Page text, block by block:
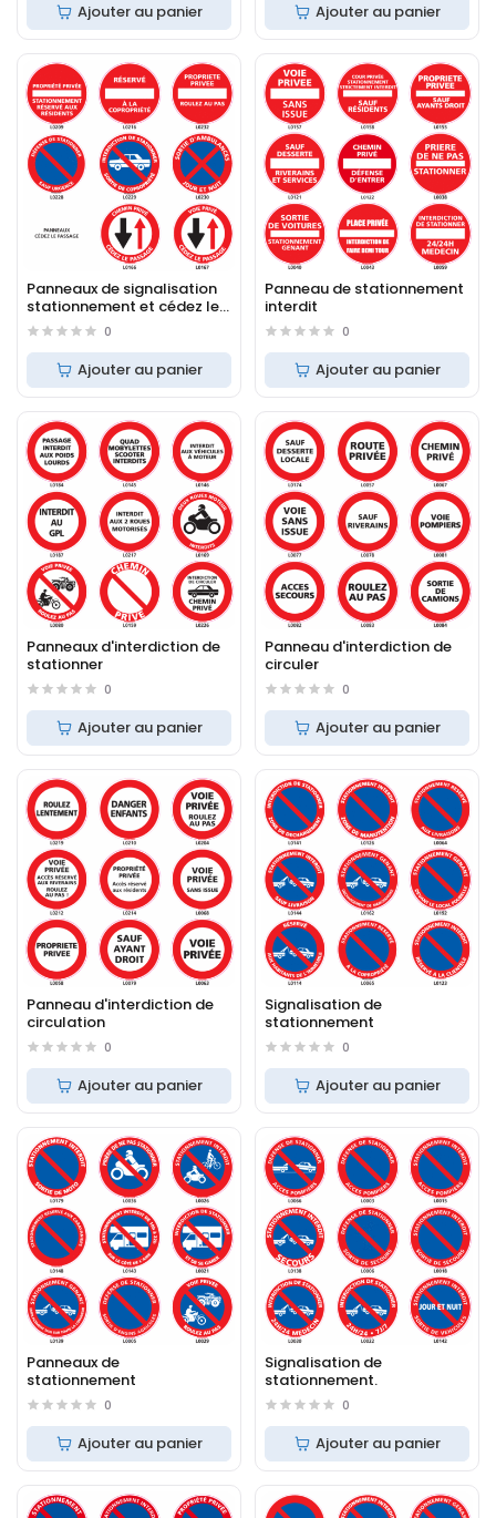
Ajouter au panier Ajouter au panier
Panneaux de signalisation
stationnement et cédez le
passage
0
Ajouter au panier
Panneau de stationnement
interdit
0
Ajouter au panier
Panneaux d'interdiction de
stationner
0
Ajouter au panier
Panneau d'interdiction de
circuler
0
Ajouter au panier
Panneau d'interdiction de
circulation
0
Ajouter au panier
Signalisation de
stationnement
0
Ajouter au panier
Panneaux de
stationnement
0
Ajouter au panier
Signalisation de
stationnement.
0
Ajouter au panier